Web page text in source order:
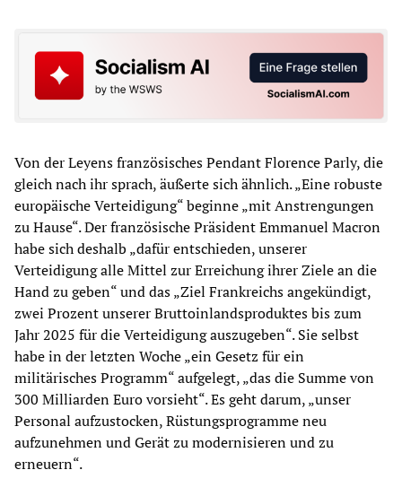
Von der Leyens französisches Pendant Florence Parly, die
gleich nach ihr sprach, äußerte sich ähnlich. „Eine robuste
europäische Verteidigung“ beginne „mit Anstrengungen
zu Hause“. Der französische Präsident Emmanuel Macron
habe sich deshalb „dafür entschieden, unserer
Verteidigung alle Mittel zur Erreichung ihrer Ziele an die
Hand zu geben“ und das „Ziel Frankreichs angekündigt,
zwei Prozent unserer Bruttoinlandsproduktes bis zum
Jahr 2025 für die Verteidigung auszugeben“. Sie selbst
habe in der letzten Woche „ein Gesetz für ein
militärisches Programm“ aufgelegt, „das die Summe von
300 Milliarden Euro vorsieht“. Es geht darum, „unser
Personal aufzustocken, Rüstungsprogramme neu
aufzunehmen und Gerät zu modernisieren und zu
erneuern“.